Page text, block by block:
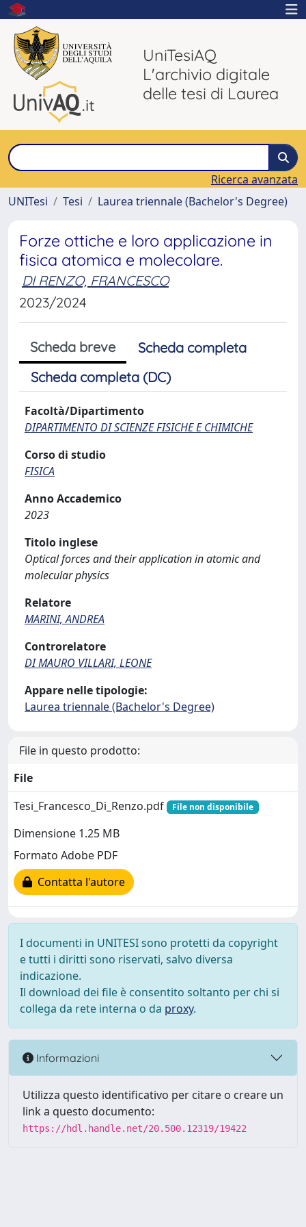
UniTesiAQ
L'archivio digitale
delle tesi di Laurea
Ricerca avanzata
UNITesi
Tesi Laurea triennale (Bachelor's Degree)
Forze ottiche e loro applicazione in
fisica atomica e molecolare.
DI RENZO, FRANCESCO
2023/2024
Scheda breve
Scheda completa
Scheda completa (DC)
Facoltà/Dipartimento
DIPARTIMENTO DI SCIENZE FISICHE E CHIMICHE
Corso di studio
FISICA
Anno Accademico
2023
Titolo inglese
Optical forces and their application in atomic and
molecular physics
Relatore
MARINI, ANDREA
Controrelatore
DI MAURO VILLARI, LEONE
Appare nelle tipologie:
Laurea triennale (Bachelor's Degree)
File in questo prodotto:
File
Tesi_Francesco_Di_Renzo.pdf
File non disponibile
Dimensione 1.25 MB
Formato Adobe PDF
Contatta l'autore
I documenti in UNITESI sono protetti da copyright
e tutti i diritti sono riservati, salvo diversa
indicazione.
Il download dei file è consentito soltanto per chi si
collega da rete interna o da proxy.
Informazioni
Utilizza questo identificativo per citare o creare un
link a questo documento:
https://hdl.handle.net/20.500.12319/19422